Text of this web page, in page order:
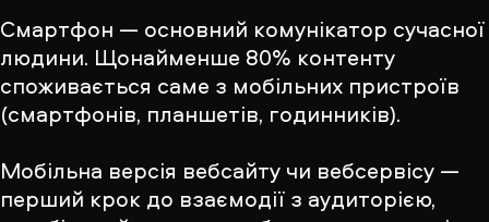
Смартфон — основний комунікатор сучасної
людини. Щонайменше 80% контенту
споживається саме з мобільних пристроїв
(смартфонів, планшетів, годинників).
Мобільна версія вебсайту чи вебсервісу —
перший крок до взаємодії з аудиторією,